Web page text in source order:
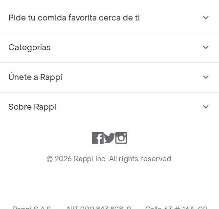
Pide tu comida favorita cerca de ti
Categorías
Únete a Rappi
Sobre Rappi
Facebook
TwitterInstagram
© 2026 Rappi Inc. All rights reserved.